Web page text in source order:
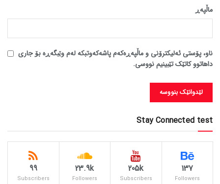
ماڵپه‌ڕ
ناو، پۆستی ئەلیکترۆنی و ماڵپەڕەکەم پاشەکەوتبکە لەم وێبگەڕە بۆ جاری
داهاتوو کاتێک تێبینیم نووسی.
Stay Connected test
137
Followers
205k
Subscribers
23.9k
Followers
99
Subscribers